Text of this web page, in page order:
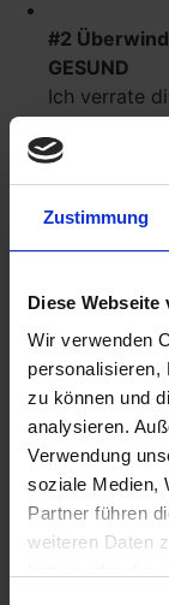
Zustimmung
Diese Webseite
Wir verwenden
personalisieren,
zu können und
analysieren.
Verwendung
soziale Medien,
Partner führen
weiteren Daten
#2
GESUND
Ich verrate
brauchst,
erfährst,
singen –
Einsing-